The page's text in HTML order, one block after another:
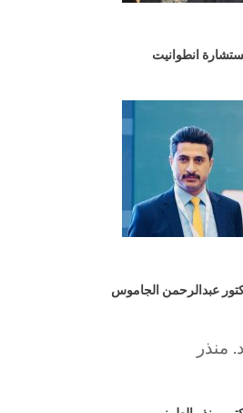
انطوانيت
عبدالرحمن الجاموس